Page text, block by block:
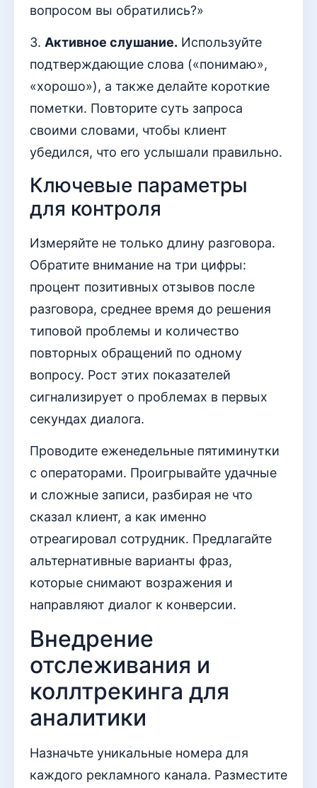
вопросом вы обратились?»
3. Активное слушание. Используйте
подтверждающие слова («понимаю»,
«хорошо»), а также делайте короткие
пометки. Повторите суть запроса
своими словами, чтобы клиент
убедился, что его услышали правильно.
Ключевые параметры
для контроля
Измеряйте не только длину разговора.
Обратите внимание на три цифры:
процент позитивных отзывов после
разговора, среднее время до решения
типовой проблемы и количество
повторных обращений по одному
вопросу. Рост этих показателей
сигнализирует о проблемах в первых
секундах диалога.
Проводите еженедельные пятиминутки
с операторами. Проигрывайте удачные
и сложные записи, разбирая не что
сказал клиент, а как именно
отреагировал сотрудник. Предлагайте
альтернативные варианты фраз,
которые снимают возражения и
направляют диалог к конверсии.
Внедрение
отслеживания и
коллтрекинга для
аналитики
Назначьте уникальные номера для
каждого рекламного канала. Разместите